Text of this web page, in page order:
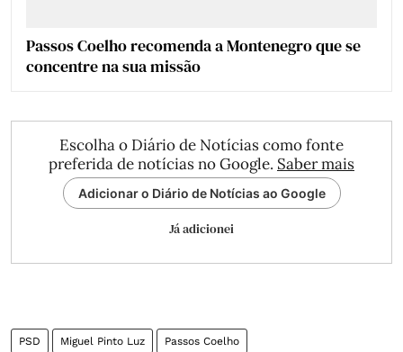
Passos Coelho recomenda a Montenegro que se
concentre na sua missão
Escolha o Diário de Notícias como fonte
preferida de notícias no Google. Saber mais
Adicionar o Diário de Notícias ao Google
Já adicionei
PSD Miguel Pinto Luz Passos Coelho